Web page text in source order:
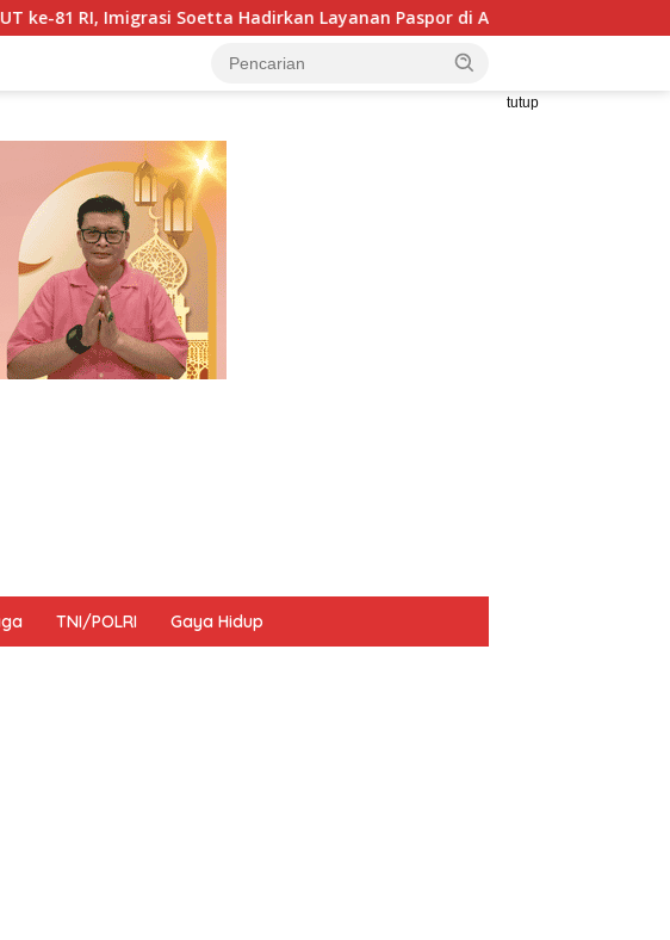
Soetta Hadirkan Layanan Paspor di Akhir Pekan
tutup
TNI/POLRI Gaya Hidup